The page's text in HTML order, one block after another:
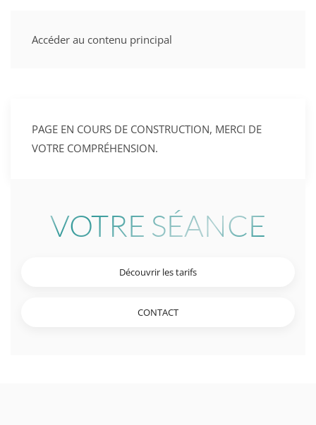
Accéder au contenu principal
PAGE EN COURS DE CONSTRUCTION, MERCI DE
VOTRE COMPRÉHENSION.
VOTRE SÉANCE
Découvrir les tarifs
CONTACT